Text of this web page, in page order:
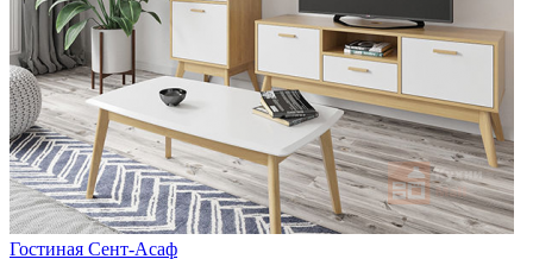
Гостиная Сент-Асаф